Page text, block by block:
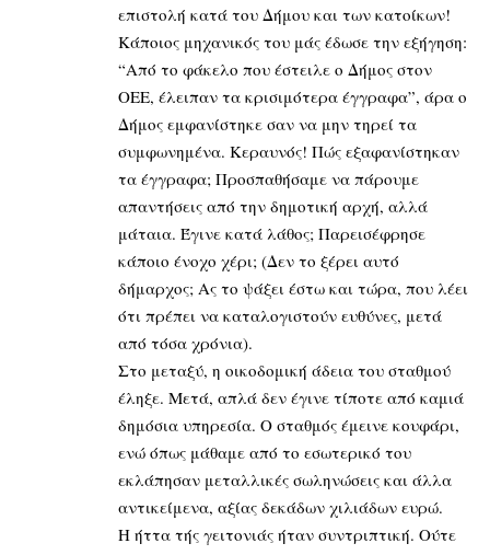
επιστολή κατά του Δήμου και των κατοίκων!
Κάποιος μηχανικός του μάς έδωσε την εξήγηση:
“Από το φάκελο που έστειλε ο Δήμος στον
ΟΕΕ, έλειπαν τα κρισιμότερα έγγραφα”, άρα ο
Δήμος εμφανίστηκε σαν να μην τηρεί τα
συμφωνημένα. Κεραυνός! Πώς εξαφανίστηκαν
τα έγγραφα; Προσπαθήσαμε να πάρουμε
απαντήσεις από την δημοτική αρχή, αλλά
μάταια. Έγινε κατά λάθος; Παρεισέφρησε
κάποιο ένοχο χέρι; (Δεν το ξέρει αυτό
δήμαρχος; Ας το ψάξει έστω και τώρα, που λέει
ότι πρέπει να καταλογιστούν ευθύνες, μετά
από τόσα χρόνια).
Στο μεταξύ, η οικοδομική άδεια του σταθμού
έληξε. Μετά, απλά δεν έγινε τίποτε από καμιά
δημόσια υπηρεσία. Ο σταθμός έμεινε κουφάρι,
ενώ όπως μάθαμε από το εσωτερικό του
εκλάπησαν μεταλλικές σωληνώσεις και άλλα
αντικείμενα, αξίας δεκάδων χιλιάδων ευρώ.
Η ήττα τής γειτονιάς ήταν συντριπτική. Ούτε